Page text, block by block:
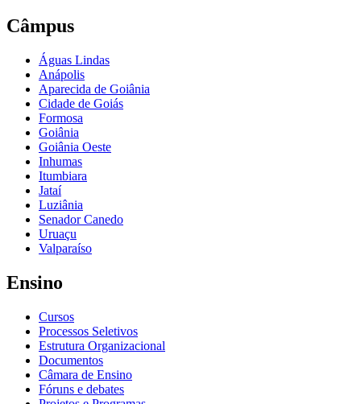
Câmpus
Águas Lindas
Anápolis
Aparecida de Goiânia
Cidade de Goiás
Formosa
Goiânia
Goiânia Oeste
Inhumas
Itumbiara
Jataí
Luziânia
Senador Canedo
Uruaçu
Valparaíso
Ensino
Cursos
Processos Seletivos
Estrutura Organizacional
Documentos
Câmara de Ensino
Fóruns e debates